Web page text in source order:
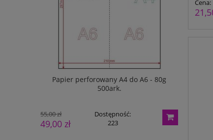
Papier perforowany A4 do A6 - 80g
500ark.
55,00 zł
49,00 zł
Dostępność:
223
Cena: